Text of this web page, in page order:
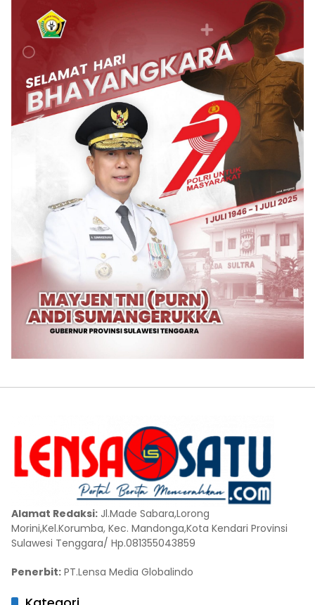
Alamat Redaksi: Jl.Made Sabara,Lorong
Morini,Kel.Korumba, Kec. Mandonga,Kota Kendari Provinsi
Sulawesi Tenggara/ Hp.081355043859
Penerbit: PT.Lensa Media Globalindo